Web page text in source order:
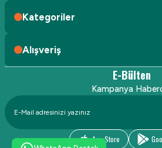
Kategoriler
Alışveriş
E-Bülten
Kampanya
App Store